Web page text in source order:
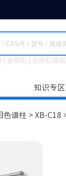
金刚石 金刚石镀
知识专区
色谱柱 > XB-C18